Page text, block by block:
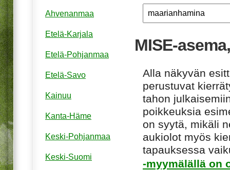
MISE-
Alla näkyvän
perustuvat
tahon
poikkeuksia
on syytä, mikäli
aukiolot myös
tapauksessa
-myymälällä on
Ahvenanmaa
Etelä-Karjala
Etelä-Pohjanmaa
Etelä-Savo
Kainuu
Kanta-Häme
Keski-Pohjanmaa
Keski-Suomi